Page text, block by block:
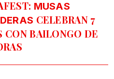
MUSAS
CELEBRAN 7
CON BAILONGO DE